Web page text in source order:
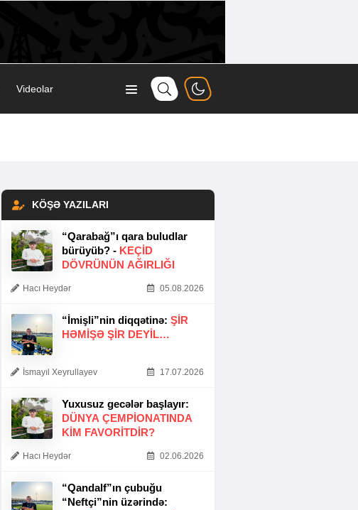
Videolar
KÖŞƏ YAZILARI
“Qarabağ”ı qara buludlar
bürüyüb? - KEÇID
DÖVRÜNÜN AĞIRLIĞI
Hacı Heydər 05.08.2026
“İmişli”nin diqqətinə: ŞIR
HƏMIŞƏ ŞIR DEYIL…
İsmayıl Xeyrullayev 17.07.2026
Yuxusuz gecələr başlayır:
DÜNYA ÇEMPIONATINDA
KIM FAVORITDIR?
Hacı Heydər 02.06.2026
“Qandalf”ın çubuğu
“Neftçi”nin üzərində: